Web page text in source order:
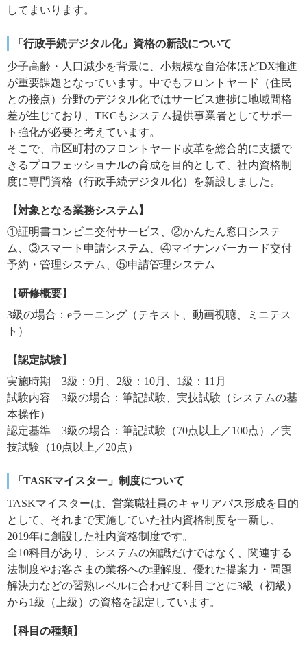
してまいります。
「行政手続デジタル化」資格の新設について
少子高齢・人口減少を背景に、小規模な自治体ほどDX推進
が重要課題となっています。中でもフロントヤード（住民
との接点）分野のデジタル化ではサービス進捗に地域間格
差が生じており、TKCもシステム提供事業者としてサポー
ト強化が必要と考えています。
そこで、市区町村のフロントヤード改革を総合的に支援で
きるプロフェッショナルの育成を目的として、社内資格制
度に専門資格（行政手続デジタル化）を新設しました。
【対象となる業務システム】
①証明書コンビニ交付サービス、②かんたん窓口システ
ム、③スマート申請システム、④マイナンバーカード交付
予約・管理システム、⑤申請管理システム
【研修概要】
3級の場合：eラーニング（テキスト、動画視聴、ミニテス
ト）
【認定試験】
実施時期 3級：9月、2級：10月、1級：11月
試験内容 3級の場合：筆記試験、実技試験（システムの基
本操作）
認定基準 3級の場合：筆記試験（70点以上／100点）／実
技試験（10点以上／20点）
「TASKマイスター」制度について
TASKマイスターは、営業職社員のキャリアパス形成を目的
として、それまで実施していた社内資格制度を一新し、
2019年に創設した社内資格制度です。
全10科目があり、システムの知識だけではなく、関連する
法制度やお客さまの業務への理解度、優れた提案力・問題
解決力などの習熟レベルに合わせて科目ごとに3級（初級）
から1級（上級）の資格を認定しています。
【科目の種類】